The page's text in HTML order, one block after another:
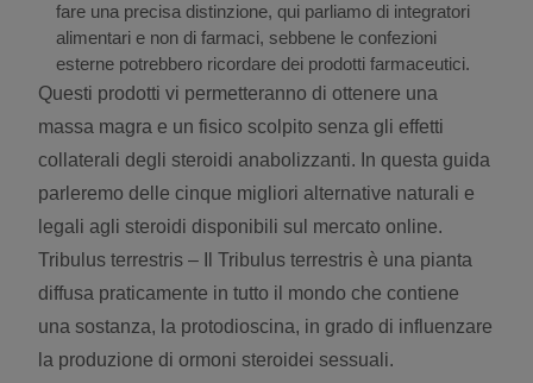
fare una precisa distinzione, qui parliamo di integratori
alimentari e non di farmaci, sebbene le confezioni
esterne potrebbero ricordare dei prodotti farmaceutici.
Questi prodotti vi permetteranno di ottenere una
massa magra e un fisico scolpito senza gli effetti
collaterali degli steroidi anabolizzanti. In questa guida
parleremo delle cinque migliori alternative naturali e
legali agli steroidi disponibili sul mercato online.
Tribulus terrestris – Il Tribulus terrestris è una pianta
diffusa praticamente in tutto il mondo che contiene
una sostanza, la protodioscina, in grado di influenzare
la produzione di ormoni steroidei sessuali.